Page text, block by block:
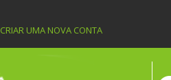
CRIAR UMA NOVA CONTA